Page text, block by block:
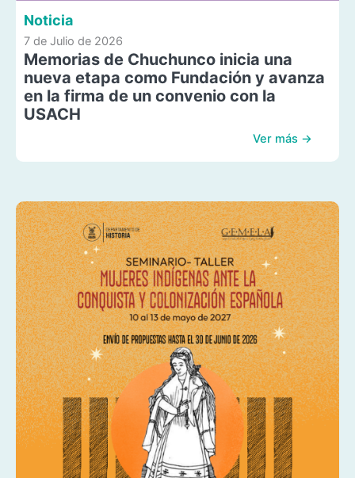
Noticia
7 de Julio de 2026
Memorias de Chuchunco inicia una
nueva etapa como Fundación y avanza
en la firma de un convenio con la
USACH
Ver más →